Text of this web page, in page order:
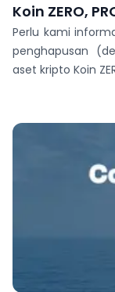
Koin ZERO,
Perlu kami
penghapusan
aset kripto Koin